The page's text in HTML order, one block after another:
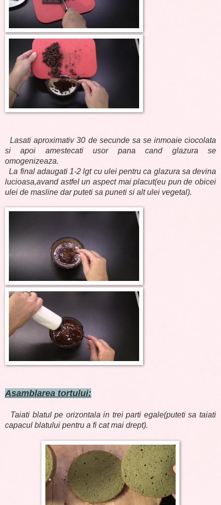
Lasati aproximativ 30 de secunde sa se inmoaie ciocolata
si apoi amestecati usor pana cand glazura se
omogenizeaza.
La final adaugati 1-2 lgt cu ulei pentru ca glazura sa devina
lucioasa,avand astfel un aspect mai placut(eu pun de obicei
ulei de masline dar puteti sa puneti si alt ulei vegetal).
Asamblarea tortului:
Taiati blatul pe orizontala in trei parti egale(puteti sa taiati
capacul blatului pentru a fi cat mai drept).